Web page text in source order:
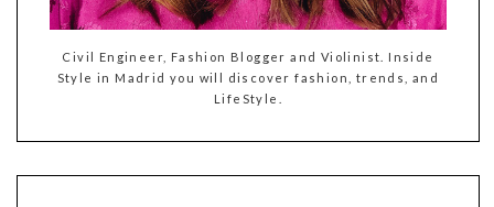
Civil Engineer, Fashion Blogger and Violinist. Inside
Style in Madrid you will discover fashion, trends, and
LifeStyle.